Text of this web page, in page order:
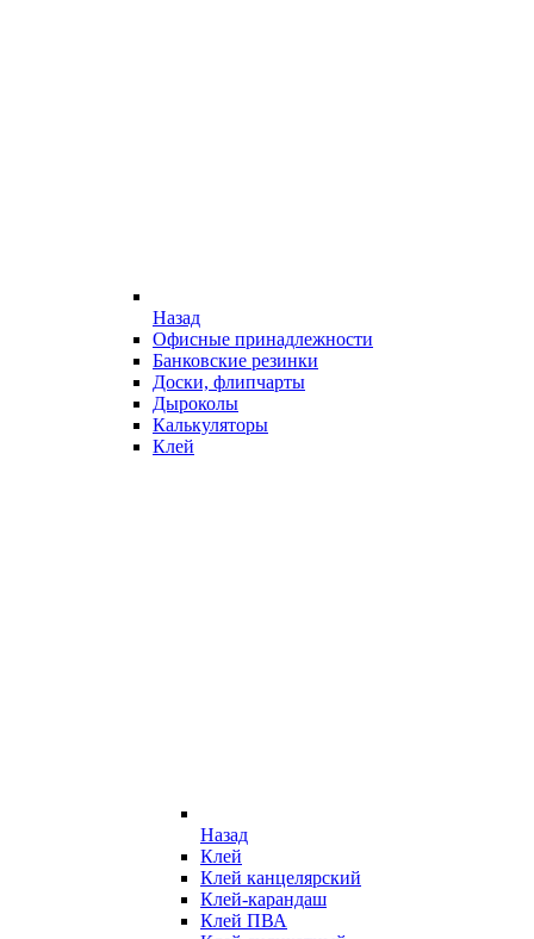
Назад
Офисные принадлежности
Банковские резинки
Доски, флипчарты
Дыроколы
Калькуляторы
Клей
Назад
Клей
Клей канцелярский
Клей-карандаш
Клей ПВА